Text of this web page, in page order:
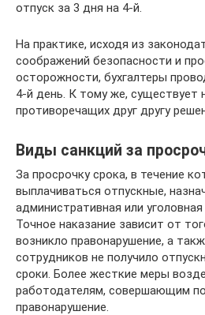
отпуск за 3 дня на 4-й.
На практике, исходя из
соображений безопасности и
осторожности, бухгалтеры
4-й день. К тому же, существует
противоречащих друг другу
Виды санкций за
За просрочку срока, в течение
выплачиваться отпускные,
административная или
Точное наказание зависит от
возникло правонарушение, а
сотрудников не получило
сроки. Более жесткие меры
работодателям, совершающим
правонарушение.